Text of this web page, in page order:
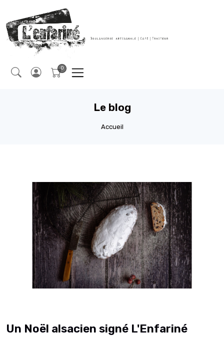
Le blog
Accueil
Un Noël alsacien signé L'Enfariné